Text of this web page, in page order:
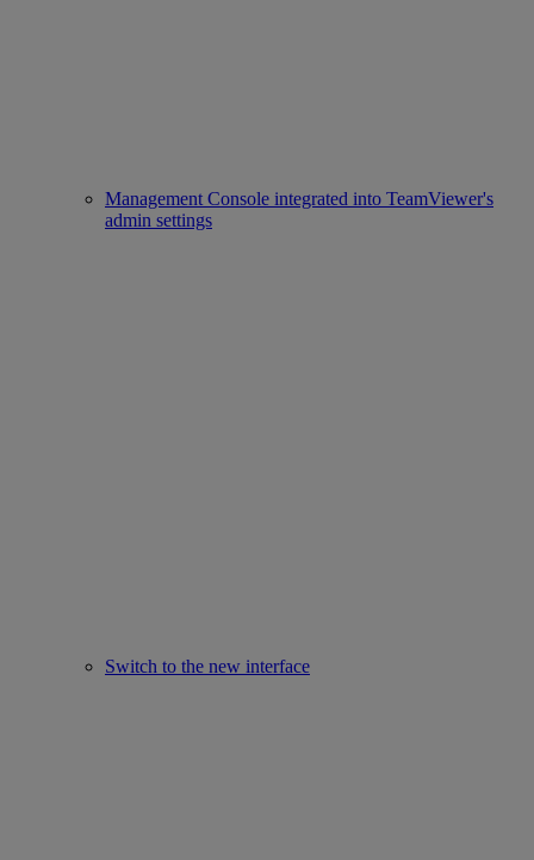
Management Console integrated into TeamViewer's
admin settings
Switch to the new interface